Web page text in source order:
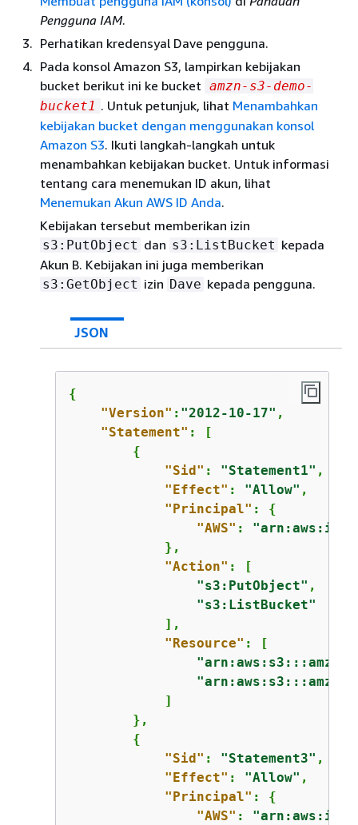
Pengguna IAM.
Perhatikan kredensyal Dave pengguna.
Pada konsol Amazon S3, lampirkan kebijakan
bucket berikut ini ke bucket amzn-s3-demo-
bucket1 . Untuk petunjuk, lihat Menambahkan
kebijakan bucket dengan menggunakan konsol
Amazon S3. Ikuti langkah-langkah untuk
menambahkan kebijakan bucket. Untuk informasi
tentang cara menemukan ID akun, lihat
Menemukan Akun AWS ID Anda.
Kebijakan tersebut memberikan izin
s3:PutObject dan s3:ListBucket kepada
Akun B. Kebijakan ini juga memberikan
s3:GetObject izin Dave kepada pengguna.
JSON
{
"Version" : "2012-10-17" ,
"Statement" : [
{
"Sid" : "Statement1" ,
"Effect" : "Allow" ,
"Principal" : {
"AWS" :
            },
"Action" : [
"s3:PutObject" ,
"s3:ListBucket"
            ],
"Resource" : [
"arn:aws:s3:::amzn-
"arn:aws:s3:::amzn-
            ]
        },
{
"Sid" : "Statement3" ,
"Effect" : "Allow" ,
"Principal" : {
"AWS" :